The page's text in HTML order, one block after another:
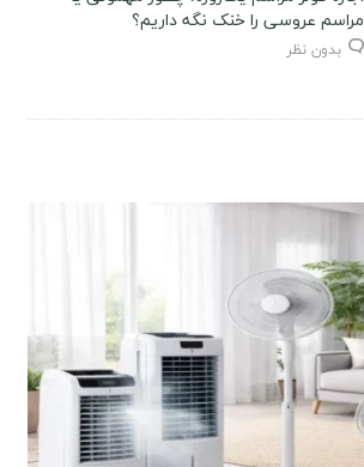
مراسم عروسی را خنک نگه داریم؟
بدون نظر